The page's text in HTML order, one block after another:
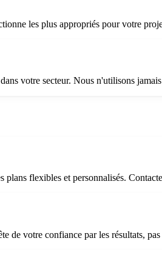
les plus appropriés pour votre
votre secteur. Nous n'utilisons
flexibles et personnalisés.
votre confiance par les résultats,